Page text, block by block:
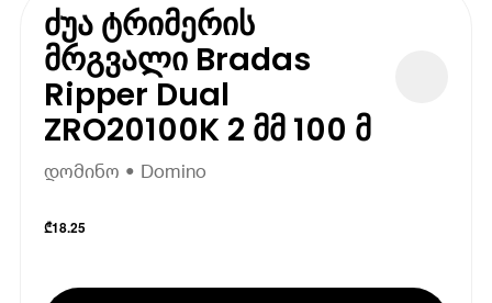
ძუა ტრიმერის
მრგვალი Bradas
Ripper Dual
ZRO20100K 2 მმ 100 მ
დომინო • Domino
₾18.25